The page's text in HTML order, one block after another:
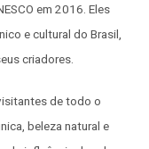
em 2016. Eles
e cultural do Brasil,
criadores.
de todo o
beleza natural e